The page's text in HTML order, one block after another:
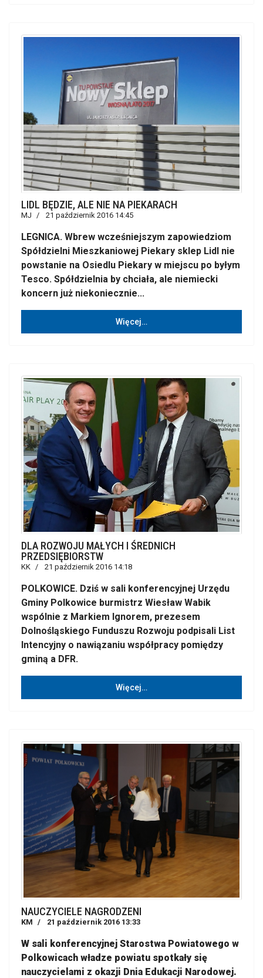
LIDL BĘDZIE, ALE NIE NA PIEKARACH
MJ 21 październik 2016 14:45
LEGNICA. Wbrew wcześniejszym zapowiedziom
Spółdzielni Mieszkaniowej Piekary sklep Lidl nie
powstanie na Osiedlu Piekary w miejscu po byłym
Tesco. Spółdzielnia by chciała, ale niemiecki
koncern już niekoniecznie...
Więcej…
DLA ROZWOJU MAŁYCH I ŚREDNICH
PRZEDSIĘBIORSTW
KK 21 październik 2016 14:18
POLKOWICE. Dziś w sali konferencyjnej Urzędu
Gminy Polkowice burmistrz Wiesław Wabik
wspólnie z Markiem Ignorem, prezesem
Dolnośląskiego Funduszu Rozwoju podpisali List
Intencyjny o nawiązaniu współpracy pomiędzy
gminą a DFR.
Więcej…
NAUCZYCIELE NAGRODZENI
KM 21 październik 2016 13:33
W sali konferencyjnej Starostwa Powiatowego w
Polkowicach władze powiatu spotkały się
nauczycielami z okazji Dnia Edukacji Narodowej.